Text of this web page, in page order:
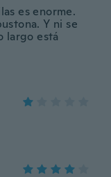
es enorme.
Y ni se
largo está